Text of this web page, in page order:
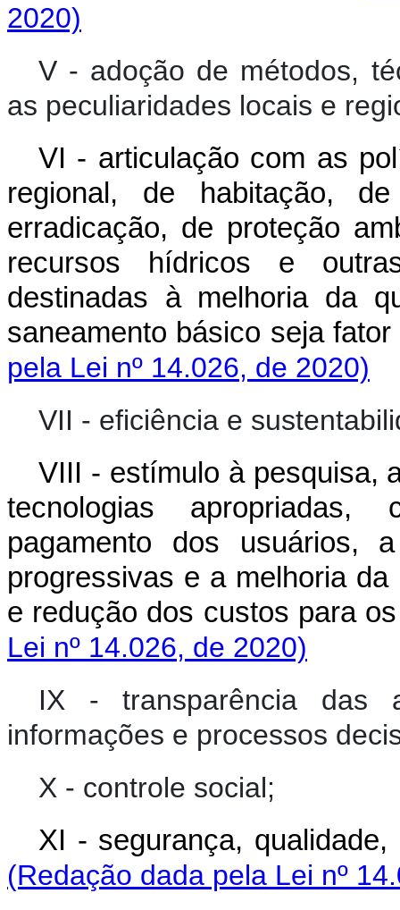
2020)
V - adoção de métodos,
as peculiaridades locais e
VI - articulação com as
regional, de habitação,
erradicação, de proteção
recursos hídricos e
destinadas à melhoria da
saneamento básico seja
pela Lei nº 14.026, de 2020)
VII - eficiência e
VIII - estímulo à pesquisa,
tecnologias
pagamento dos usuários,
progressivas e a melhoria
e redução dos custos para
Lei nº 14.026, de 2020)
IX - transparência das
informações e processos
X - controle social;
XI - segurança,
(Redação dada pela Lei nº